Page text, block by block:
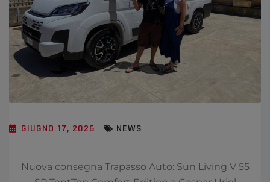
GIUGNO 17, 2026 NEWS
Nuova consegna Trapasso Auto: Sun Living V 55